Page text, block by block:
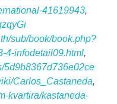
41619943,
sub/book/book.php?
4-infodetail09.html,
5d9b8367d736e02ce
Carlos_Castaneda,
kvartira/kastaneda-